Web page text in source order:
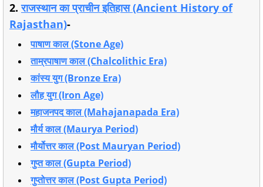
2.राजस्थान का प्राचीन इतिहास (Ancient History of
Rajasthan)-
पाषाण काल (Stone Age)
ताम्रपाषाण काल (Chalcolithic Era)
कांस्य युग (Bronze Era)
लौह युग (Iron Age)
महाजनपद काल (Mahajanapada Era)
मौर्य काल (Maurya Period)
मौर्योत्तर काल (Post Mauryan Period)
गुप्त काल (Gupta Period)
गुप्तोत्तर काल (Post Gupta Period)